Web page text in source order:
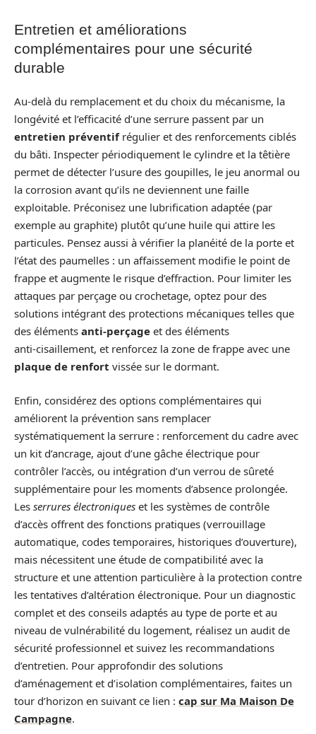
Entretien et améliorations
complémentaires pour une sécurité
durable
Au‑delà du remplacement et du choix du mécanisme, la
longévité et l’efficacité d’une serrure passent par un
entretien préventifrégulier et des renforcements ciblés
du bâti. Inspecter périodiquement le cylindre et la têtière
permet de détecter l’usure des goupilles, le jeu anormal ou
la corrosion avant qu’ils ne deviennent une faille
exploitable. Préconisez une lubrification adaptée (par
exemple au graphite) plutôt qu’une huile qui attire les
particules. Pensez aussi à vérifier la planéité de la porte et
l’état des paumelles : un affaissement modifie le point de
frappe et augmente le risque d’effraction. Pour limiter les
attaques par perçage ou crochetage, optez pour des
solutions intégrant des protections mécaniques telles que
des éléments anti-perçage et des éléments
anti‑cisaillement, et renforcez la zone de frappe avec une
plaque de renfort vissée sur le dormant.
Enfin, considérez des options complémentaires qui
améliorent la prévention sans remplacer
systématiquement la serrure : renforcement du cadre avec
un kit d’ancrage, ajout d’une gâche électrique pour
contrôler l’accès, ou intégration d’un verrou de sûreté
supplémentaire pour les moments d’absence prolongée.
Les serrures électroniques et les systèmes de contrôle
d’accès offrent des fonctions pratiques (verrouillage
automatique, codes temporaires, historiques d’ouverture),
mais nécessitent une étude de compatibilité avec la
structure et une attention particulière à la protection contre
les tentatives d’altération électronique. Pour un diagnostic
complet et des conseils adaptés au type de porte et au
niveau de vulnérabilité du logement, réalisez un audit de
sécurité professionnel et suivez les recommandations
d’entretien. Pour approfondir des solutions
d’aménagement et d’isolation complémentaires, faites un
tour d’horizon en suivant ce lien : cap sur Ma Maison De
Campagne.